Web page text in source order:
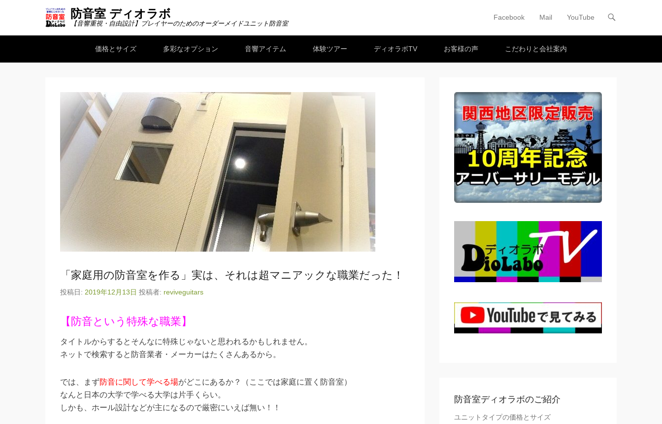
防音室 ディオラボ
【音響重視・自由設計】プレイヤーのためのオーダーメイドユニット防音室
メインメニュー
コンテンツへスキップ
Facebook Mail YouTube
価格とサイズ
多彩なオプション 音響アイテム 体験ツアー ディオラボTV お客様の声 こだわりと会社案内
「家庭用の防音室を作る」実は、それは超マニアックな職業だった！
投稿日: 2019年12月13日 投稿者: reviveguitars
【防音という特殊な職業】
タイトルからするとそんなに特殊じゃないと思われるかもしれません。
ネットで検索すると防音業者・メーカーはたくさんあるから。
では、まず防音に関して学べる場がどこにあるか？（ここでは家庭に置く防音室）
なんと日本の大学で学べる大学は片手くらい。
しかも、ホール設計などが主になるので厳密にいえば無い！！
防音室ディオラボのご紹介
ユニットタイプの価格とサイズ